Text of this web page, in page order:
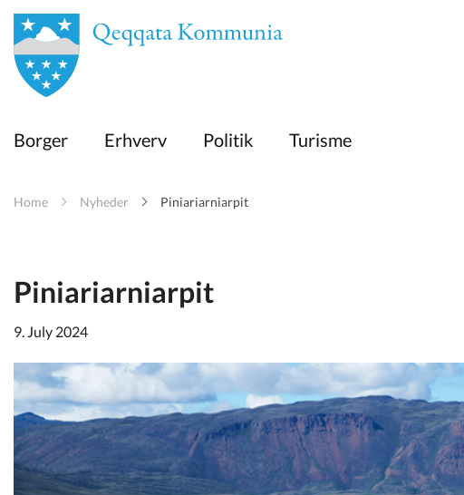
en
Borger
Erhverv
Kommuneplanen
Om_kommunen
Borger Erhverv Politik Turisme
Home Nyheder Piniariarniarpit
Piniariarniarpit
9. July 2024